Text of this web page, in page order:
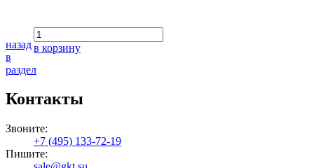
в корзину
назад
в
раздел
Контакты
Звоните:
+7 (495) 133-72-19
Пишите: